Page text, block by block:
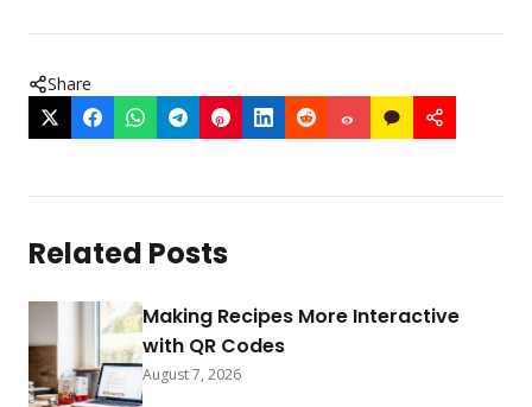
Share
Related Posts
Making Recipes More Interactive
with QR Codes
August 7, 2026